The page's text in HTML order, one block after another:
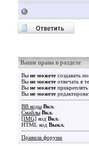
Ваши права в разделе
Вы не можете создавать
Вы не можете отвечать в
Вы не можете
Вы не можете
BB коды Вкл.
Смайлы Вкл.
[IMG] код Вкл.
HTML код Выкл.
Правила форума